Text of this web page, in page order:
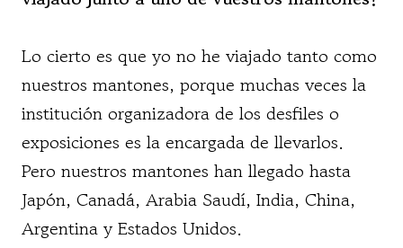
Lo cierto es que yo no he viajado tanto como
nuestros mantones, porque muchas veces la
institución organizadora de los desfiles o
exposiciones es la encargada de llevarlos.
Pero nuestros mantones han llegado hasta
Japón, Canadá, Arabia Saudí, India, China,
Argentina y Estados Unidos.